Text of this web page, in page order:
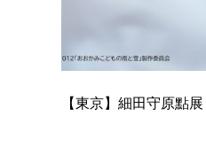
【東京】細田守原點展